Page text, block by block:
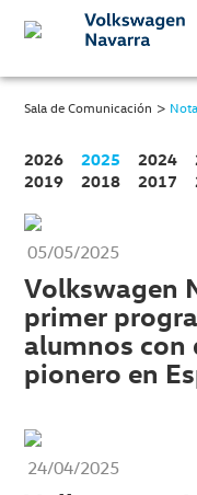
Sala de Comunicación >
2026 2025 2024
2019
2018 2017
05/05/2025
Volkswagen
primer
alumnos
pionero en
24/04/2025